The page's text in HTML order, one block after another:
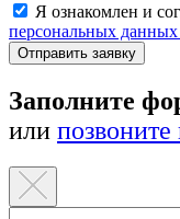
Я ознакомлен и
персональных
Отправить заявку
Заполните
или